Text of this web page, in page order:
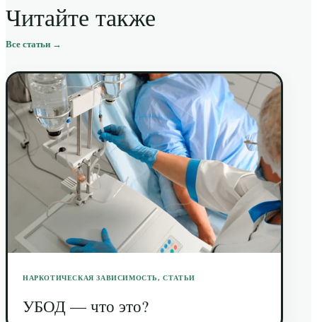
Читайте также
Все статьи →
НАРКОТИЧЕСКАЯ ЗАВИСИМОСТЬ,СТАТЬИ
УБОД — что это?